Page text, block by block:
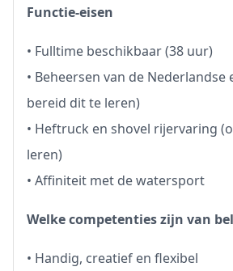
Functie-eisen
• Fulltime beschikbaar (38 uur)
• Beheersen van de
bereid dit te leren)
• Heftruck en shovel rijervaring
leren)
• Affiniteit met de watersport
Welke competenties zijn van
• Handig, creatief en flexibel